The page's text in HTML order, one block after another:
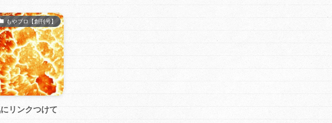
もやブロ【創刊号】
リンクつけて